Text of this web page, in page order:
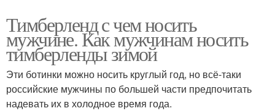
Тимберленд с чем носить
мужчине. Как мужчинам носить
тимберленды зимой
Эти ботинки можно носить круглый год, но всё-таки
российские мужчины по большей части предпочитать
надевать их в холодное время года.